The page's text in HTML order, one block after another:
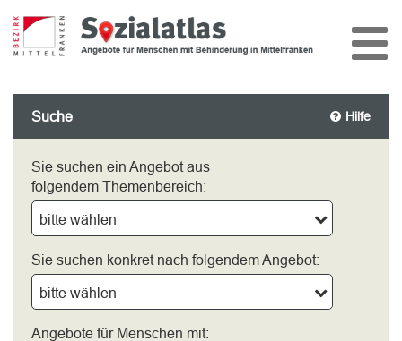
Suche Hilfe
Sie suchen ein Angebot aus
folgendem Themenbereich:
bitte wählen
Sie suchen konkret nach folgendem Angebot:
bitte wählen
Angebote für Menschen mit: